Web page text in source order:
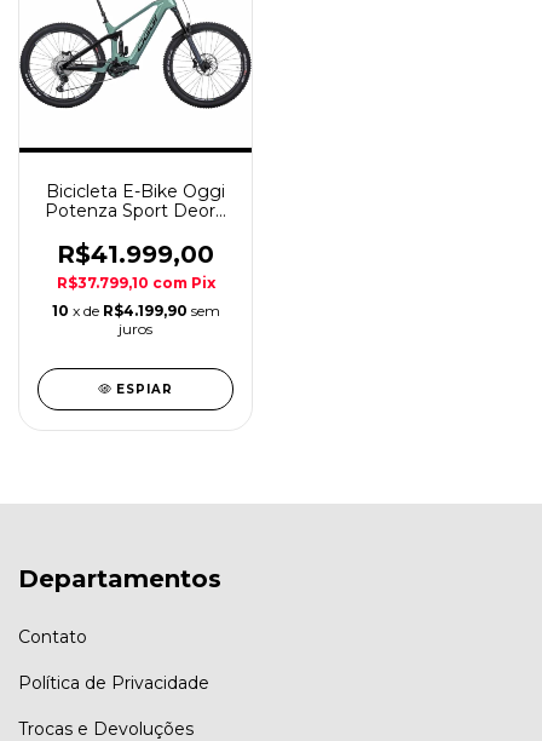
Bicicleta E-Bike Oggi
Potenza Sport Deore
R$41.999,00
R$37.799,10 com Pix
10 x de R$4.199,90 sem
juros
ESPIAR
Departamentos
Contato
Política de Privacidade
Trocas e Devoluções